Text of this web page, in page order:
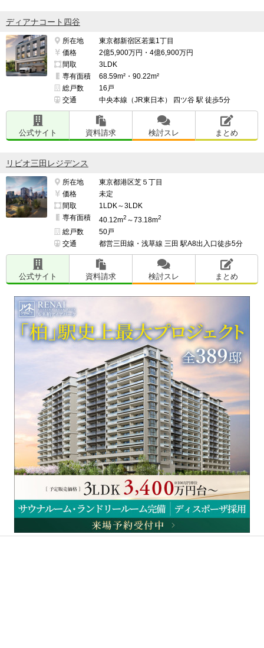
ディアナコート四谷
所在地
東京都新宿区若葉1丁目
価格
2億5,900万円・4億6,900万円
間取
3LDK
専有面積
68.59m²・90.22m²
総戸数
16戸
交通
中央本線（JR東日本） 四ツ谷 駅 徒歩5分
公式サイト 資料請求 検討スレ まとめ
リビオ三田レジデンス
所在地
東京都港区芝５丁目
価格
未定
間取
1LDK～3LDK
専有面積
40.12m2 ～73.18m2
総戸数
50戸
交通
都営三田線・浅草線 三田 駅A8出入口徒歩5分
公式サイト 資料請求 検討スレ まとめ